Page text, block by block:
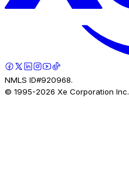
NMLS ID#920968.
© 1995-2026 Xe Corporation Inc.